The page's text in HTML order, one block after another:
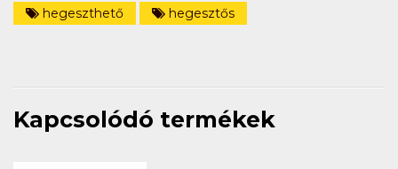
hegeszthető
hegesztős
Kapcsolódó termékek